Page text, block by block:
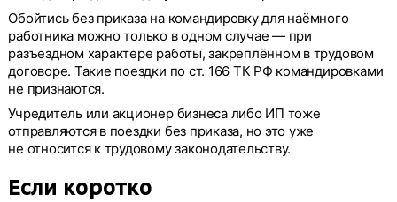
Обойтись без приказа на командировку для наёмного
работника можно только в одном случае — при
разъездном характере работы, закреплённом в трудовом
договоре. Такие поездки по ст. 166 ТК РФ командировками
не признаются.
Учредитель или акционер бизнеса либо ИП тоже
отправляются в поездки без приказа, но это уже
не относится к трудовому законодательству.
Если коротко